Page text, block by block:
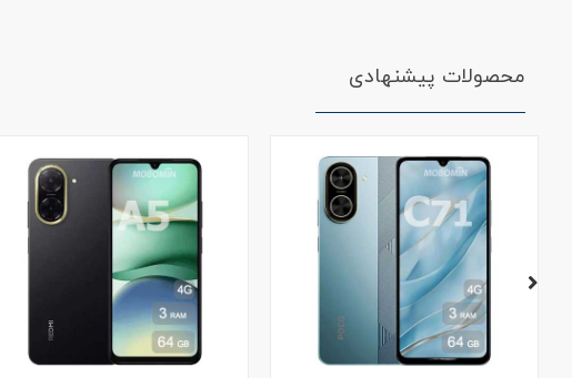
محصولات پیشنهادی